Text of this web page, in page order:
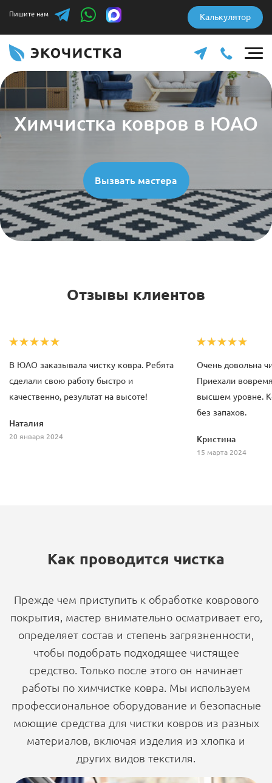
Пишите нам Калькулятор
Химчистка ковров в ЮАО
Вызвать мастера
Отзывы клиентов
В ЮАО заказывала чистку ковра. Ребята
сделали свою работу быстро и
качественно, результат на высоте!
Наталия
20 января 2024
Очень довольна
Приехали
высшем уровне.
без запахов.
Кристина
15 марта 2024
Как проводится чистка
Прежде чем приступить к обработке коврового
покрытия, мастер внимательно осматривает его,
определяет состав и степень загрязненности,
чтобы подобрать подходящее чистящее
средство. Только после этого он начинает
работы по химчистке ковра. Мы используем
профессиональное оборудование и безопасные
моющие средства для чистки ковров из разных
материалов, включая изделия из хлопка и
других видов текстиля.